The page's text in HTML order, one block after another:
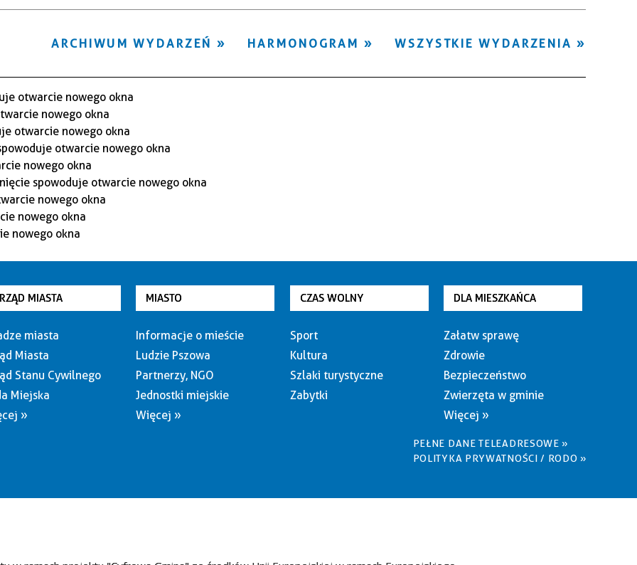
Miejsce
WSZYSTKIE WYDARZENIA
HARMONOGRAM
ARCHIWUM WYDARZEŃ
MIASTA
miasta
Miasta
Stanu Cywilnego
Miejska
»
MIASTO
Informacje o mieście
Ludzie Pszowa
Partnerzy, NGO
Jednostki miejskie
Więcej »
CZAS WOLNY
Sport
Kultura
Szlaki turystyczne
Zabytki
DLA MIESZKAŃCA
Załatw sprawę
Zdrowie
Bezpieczeństwo
Zwierzęta w gminie
Więcej »
PEŁNE DANE TELEADRESOWE »
POLITYKA PRYWATNOŚCI / RODO »